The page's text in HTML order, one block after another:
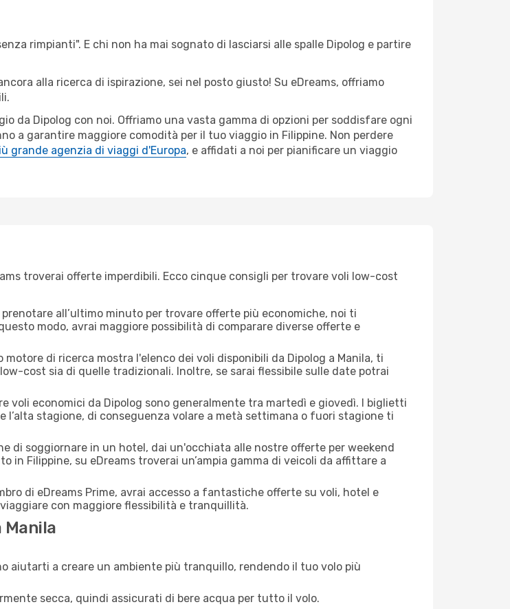
rimpianti". E chi non ha mai sognato di lasciarsi alle spalle Dipolog e partire
alla ricerca di ispirazione, sei nel posto giusto! Su eDreams, offriamo
da Dipolog con noi. Offriamo una vasta gamma di opzioni per soddisfare ogni
a garantire maggiore comodità per il tuo viaggio in Filippine. Non perdere
grande agenzia di viaggi d'Europa, e affidati a noi per pianificare un viaggio
troverai offerte imperdibili. Ecco cinque consigli per trovare voli low-cost
all’ultimo minuto per trovare offerte più economiche, noi ti
modo, avrai maggiore possibilità di comparare diverse offerte e
di ricerca mostra l'elenco dei voli disponibili da Dipolog a Manila, ti
cost sia di quelle tradizionali. Inoltre, se sarai flessibile sulle date potrai
voli economici da Dipolog sono generalmente tra martedì e giovedì. I biglietti
stagione, di conseguenza volare a metà settimana o fuori stagione ti
di soggiornare in un hotel, dai un'occhiata alle nostre offerte per weekend
in Filippine, su eDreams troverai un’ampia gamma di veicoli da affittare a
di eDreams Prime, avrai accesso a fantastiche offerte su voli, hotel e
con maggiore flessibilità e tranquillità.
Manila
aiutarti a creare un ambiente più tranquillo, rendendo il tuo volo più
secca, quindi assicurati di bere acqua per tutto il volo.